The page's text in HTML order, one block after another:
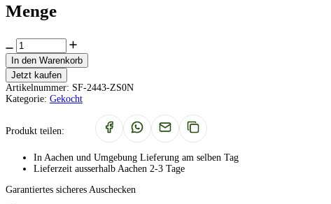
Menge
In den Warenkorb
Jetzt kaufen
Artikelnummer: SF-2443-ZS0N
Kategorie: Gekocht
Produkt teilen:
In Aachen und Umgebung Lieferung am selben Tag
Lieferzeit ausserhalb Aachen 2-3 Tage
Garantiertes sicheres Auschecken